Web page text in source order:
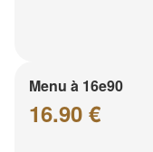
Menu à 16e90
16.90 €